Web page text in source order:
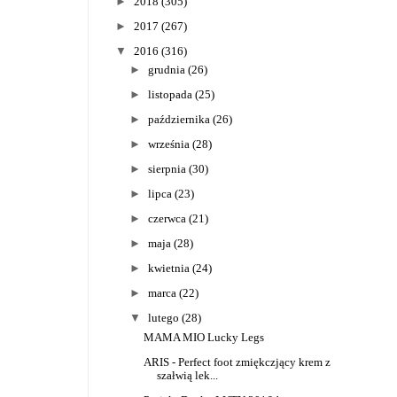
► 2017 (267)
▼
2016 (316)
► grudnia (26)
► listopada (25)
► października (26)
► września (28)
► sierpnia (30)
► lipca (23)
► czerwca (21)
► maja (28)
► kwietnia (24)
► marca (22)
▼
lutego (28)
MAMA MIO Lucky Legs
ARIS - Perfect foot zmiękczjący krem z
szałwią lek...